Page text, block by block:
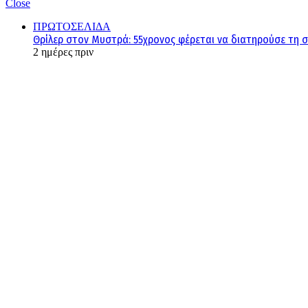
Close
ΠΡΩΤΟΣΕΛΙΔΑ
Θρίλερ στον Μυστρά: 55χρονος φέρεται να διατηρούσε
2 ημέρες πριν